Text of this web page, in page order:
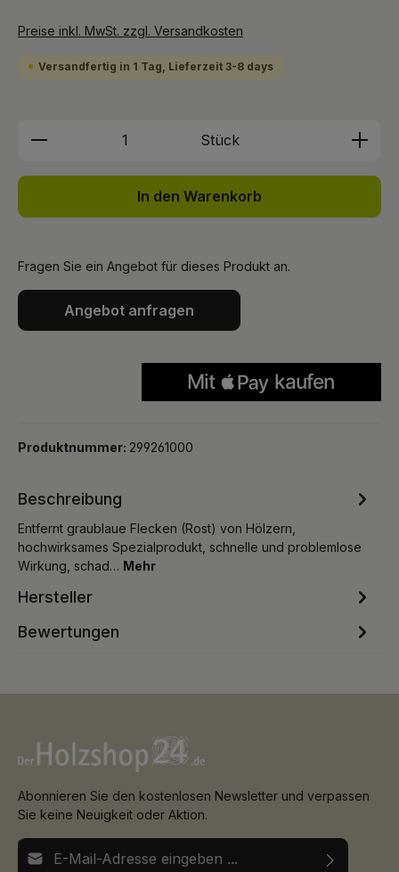
Preise inkl. MwSt. zzgl. Versandkosten
Versandfertig in 1 Tag, Lieferzeit 3-8 days
Produkt Anzahl: Gib den
Stück
In den Warenkorb
Fragen Sie ein Angebot für dieses Produkt an.
Angebot anfragen
Produktnummer: 299261000
Beschreibung
Entfernt graublaue Flecken (Rost) von Hölzern,
hochwirksames Spezialprodukt, schnelle und problemlose
Wirkung, schad… Mehr
Hersteller
Bewertungen
Abonnieren Sie den kostenlosen Newsletter und verpassen
Sie keine Neuigkeit oder Aktion.
E-Mail-Adresse*